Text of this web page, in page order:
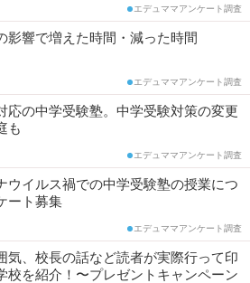
エデュママアンケート調査
影響で増えた時間・減った時間
エデュママアンケート調査
応の中学受験塾。中学受験対策の変更
も
エデュママアンケート調査
ウイルス禍での中学受験塾の授業につ
ート募集
エデュママアンケート調査
気、校長の話など読者が実際行って印
校を紹介！〜プレゼントキャンペーン